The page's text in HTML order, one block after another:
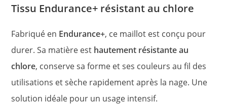
Tissu Endurance+ résistant au chlore
Fabriqué en Endurance+, ce maillot est conçu pour
durer. Sa matière est hautement résistante au
chlore, conserve sa forme et ses couleurs au fil des
utilisations et sèche rapidement après la nage. Une
solution idéale pour un usage intensif.